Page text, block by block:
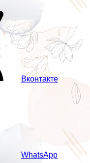
Вконтакте
WhatsApp